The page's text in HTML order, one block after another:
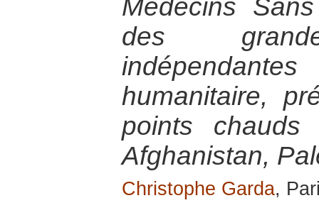
Médecins
des
humanitaire,
points chauds
Afghanistan,
Christophe Garda,